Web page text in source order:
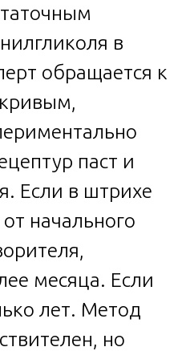
в
обращается к
паст и
Если в штрихе
начального
месяца. Если
лет. Метод
но